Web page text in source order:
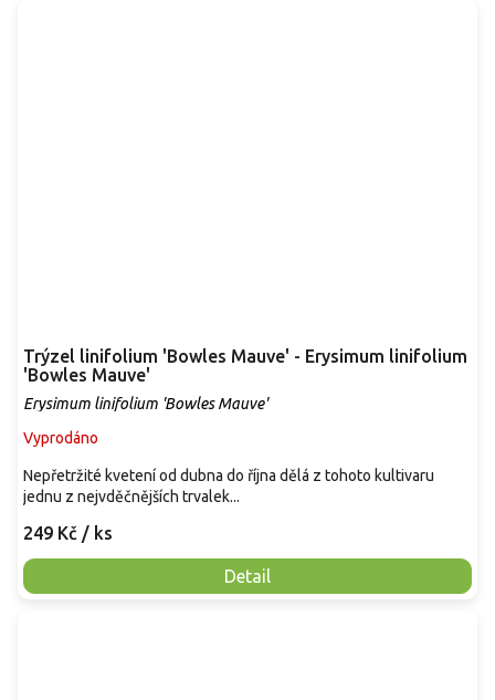
Trýzel linifolium 'Bowles Mauve' - Erysimum linifolium
'Bowles Mauve'
Erysimum linifolium 'Bowles Mauve'
Vyprodáno
249 Kč / ks
Detail
Nepřetržité kvetení od dubna do října dělá z tohoto kultivaru
jednu z nejvděčnějších trvalek...